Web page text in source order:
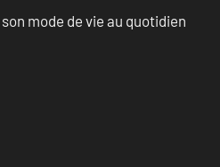
mode de vie au quotidien